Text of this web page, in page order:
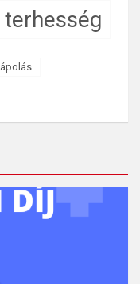
terhesség
ápolás